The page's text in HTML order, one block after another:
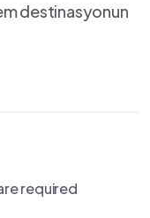
destinasyonun⁤
required